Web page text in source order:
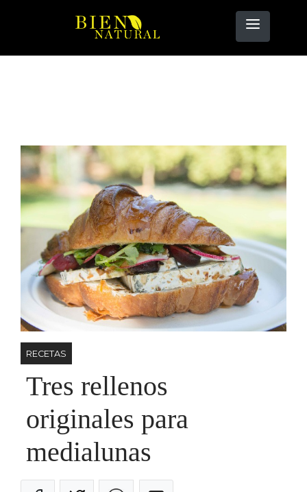
RECETAS
Tres rellenos
originales para
medialunas